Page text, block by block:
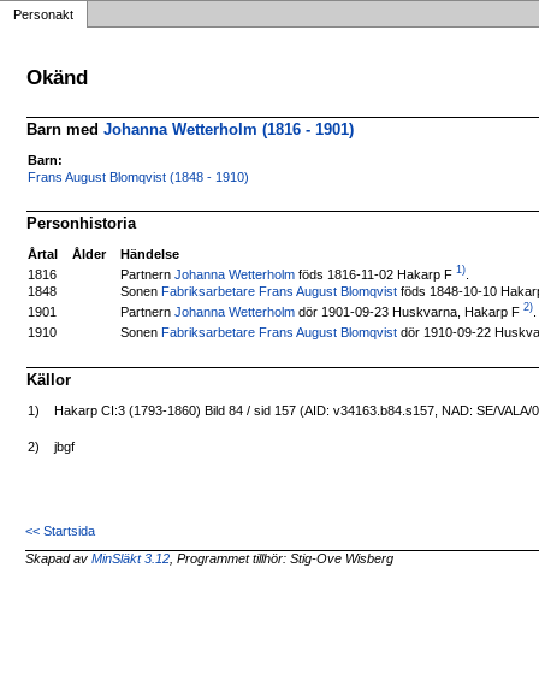
Personakt
Okänd
Barn medJohanna Wetterholm (1816 - 1901)
Barn:
Frans August Blomqvist (1848 - 1910)
Personhistoria
Årtal Ålder
Händelse
1816
PartnernJohanna Wetterholm föds 1816-11-02 Hakarp F 1)
1848
Sonen Fabriksarbetare Frans August Blomqvist föds 1848-10-10
1901
PartnernJohanna Wetterholm dör 1901-09-23 Huskvarna, Hakarp F 2)
1910
SonenFabriksarbetare Frans August Blomqvist dör 1910-09-22
Källor
1) Hakarp CI:3 (1793-1860) Bild 84 / sid 157 (AID: v34163.b84.s157, NAD: SE/VALA/
2) jbgf
<< Startsida
Skapad avMinSläkt 3.12 , Programmet tillhör: Stig-Ove Wisberg